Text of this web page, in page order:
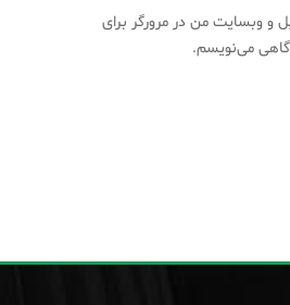
و وبسایت من در مرورگر برای
می‌نویسم.